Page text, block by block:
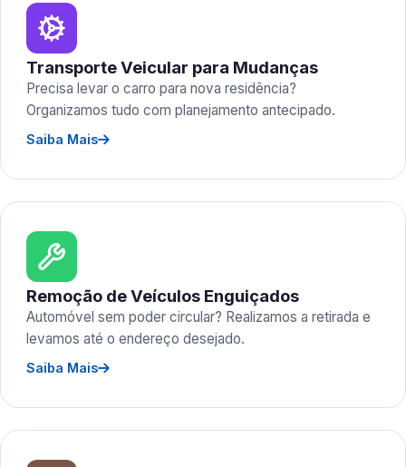
Transporte Veicular para Mudanças
Precisa levar o carro para nova residência?
Organizamos tudo com planejamento antecipado.
Saiba Mais
Remoção de Veículos Enguiçados
Automóvel sem poder circular? Realizamos a retirada e
levamos até o endereço desejado.
Saiba Mais